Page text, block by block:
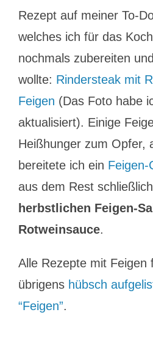
Rezept auf meiner To-
welches ich für das
nochmals zubereiten
wollte: Rindersteak mit
Feigen (Das Foto habe
aktualisiert). Einige
Heißhunger zum Opfer,
bereitete ich ein Feigen-
aus dem Rest
herbstlichen Feigen-
Rotweinsauce.
Alle Rezepte mit Feigen
übrigens hübsch
“Feigen”.